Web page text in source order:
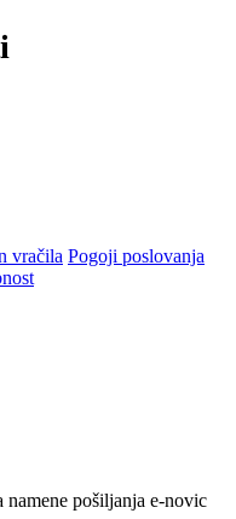
vračila Pogoji poslovanja
namene pošiljanja e-novic